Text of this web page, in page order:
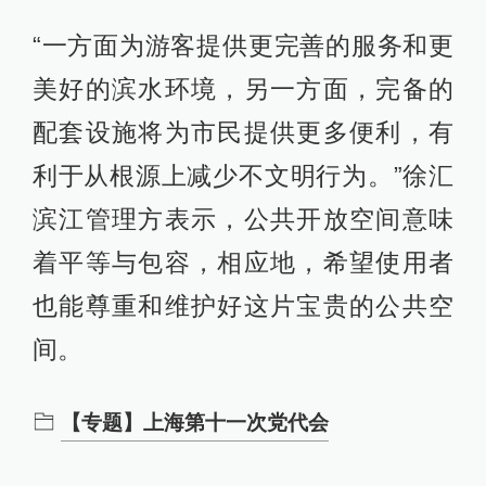
“一方面为游客提供更完善的服务和更
美好的滨水环境，另一方面，完备的
配套设施将为市民提供更多便利，有
利于从根源上减少不文明行为。”徐汇
滨江管理方表示，公共开放空间意味
着平等与包容，相应地，希望使用者
也能尊重和维护好这片宝贵的公共空
间。
【专题】上海第十一次党代会